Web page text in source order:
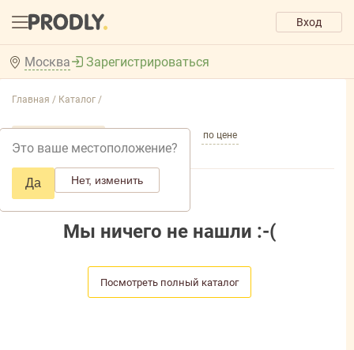
Вход
Москва
Это ваше местоположение?
Да Нет, изменить
Зарегистрироваться
Главная / Каталог /
по цене
Мы ничего не нашли :-(
Посмотреть полный каталог